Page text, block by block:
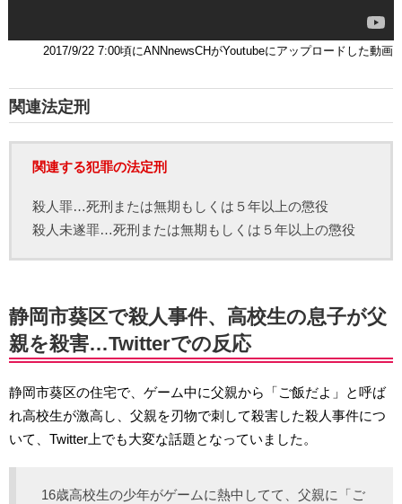
2017/9/22 7:00頃にANNnewsCHがYoutubeにアップロードした動画
関連法定刑
関連する犯罪の法定刑
殺人罪…死刑または無期もしくは５年以上の懲役
殺人未遂罪…死刑または無期もしくは５年以上の懲役
静岡市葵区で殺人事件、高校生の息子が父
親を殺害…Twitterでの反応
静岡市葵区の住宅で、ゲーム中に父親から「ご飯だよ」と呼ば
れ高校生が激高し、父親を刃物で刺して殺害した殺人事件につ
いて、Twitter上でも大変な話題となっていました。
16歳高校生の少年がゲームに熱中してて、父親に「ご